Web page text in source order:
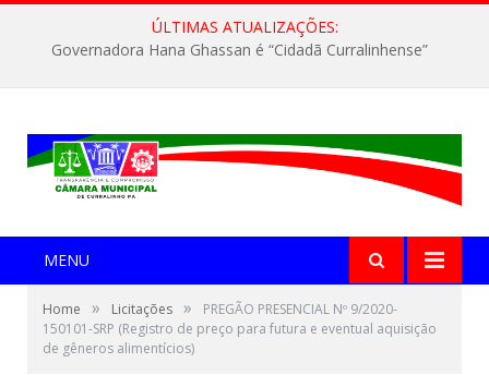
ÚLTIMAS ATUALIZAÇÕES:
Governadora Hana Ghassan é “Cidadã Curralinhense”
MENU
Home » Licitações »
PREGÃO PRESENCIAL Nº 9/2020-
150101-SRP (Registro de preço para futura e eventual aquisição
de gêneros alimentícios)